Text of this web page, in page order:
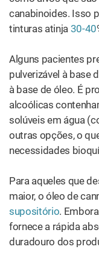
de Crohn ou
evidências iniciais
a fortalecer e
atingidos.
Aplicação
A aplicação tópica é
lista. Embora um
diversificou nos
deram um salto
Os produtos
cremes.